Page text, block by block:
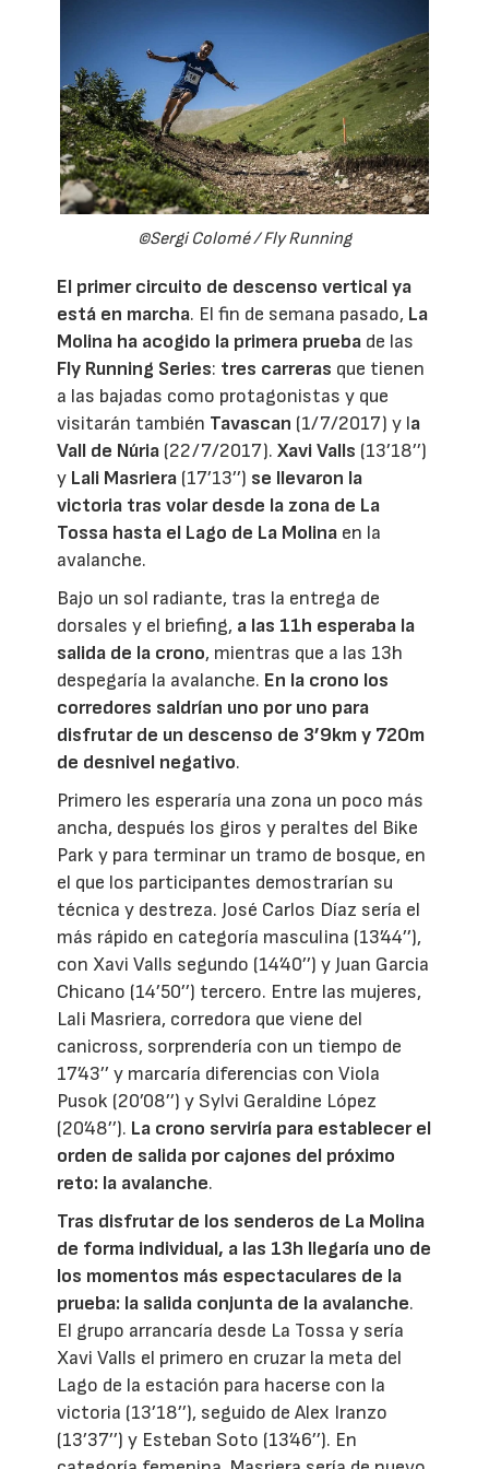
©Sergi Colomé / Fly Running
El primer circuito de descenso vertical ya
está en marcha. El fin de semana pasado, La
Molina ha acogido la primera prueba de las
Fly Running Series: tres carreras que tienen
a las bajadas como protagonistas y que
visitarán también Tavascan (1/7/2017) y la
Vall de Núria (22/7/2017).Xavi Valls (13’18’’)
y Lali Masriera (17’13’’) se llevaron la
victoria tras volar desde la zona de La
Tossa hasta el Lago de La Molina en la
avalanche.
Bajo un sol radiante, tras la entrega de
dorsales y el briefing, a las 11h esperaba la
salida de la crono, mientras que a las 13h
despegaría la avalanche. En la crono los
corredores saldrían uno por uno para
disfrutar de un descenso de 3’9km y 720m
de desnivel negativo.
Primero les esperaría una zona un poco más
ancha, después los giros y peraltes del Bike
Park y para terminar un tramo de bosque, en
el que los participantes demostrarían su
técnica y destreza. José Carlos Díaz sería el
más rápido en categoría masculina (13’44’’),
con Xavi Valls segundo (14’40’’) y Juan Garcia
Chicano (14’50’’) tercero. Entre las mujeres,
Lali Masriera, corredora que viene del
canicross, sorprendería con un tiempo de
17’43’’ y marcaría diferencias con Viola
Pusok (20’08’’) y Sylvi Geraldine López
(20’48’’). La crono serviría para establecer el
orden de salida por cajones del próximo
reto: la avalanche.
Tras disfrutar de los senderos de La Molina
de forma individual, a las 13h llegaría uno de
los momentos más espectaculares de la
prueba: la salida conjunta de la avalanche.
El grupo arrancaría desde La Tossa y sería
Xavi Valls el primero en cruzar la meta del
Lago de la estación para hacerse con la
victoria (13’18’’), seguido de Alex Iranzo
(13’37’’) y Esteban Soto (13’46’’). En